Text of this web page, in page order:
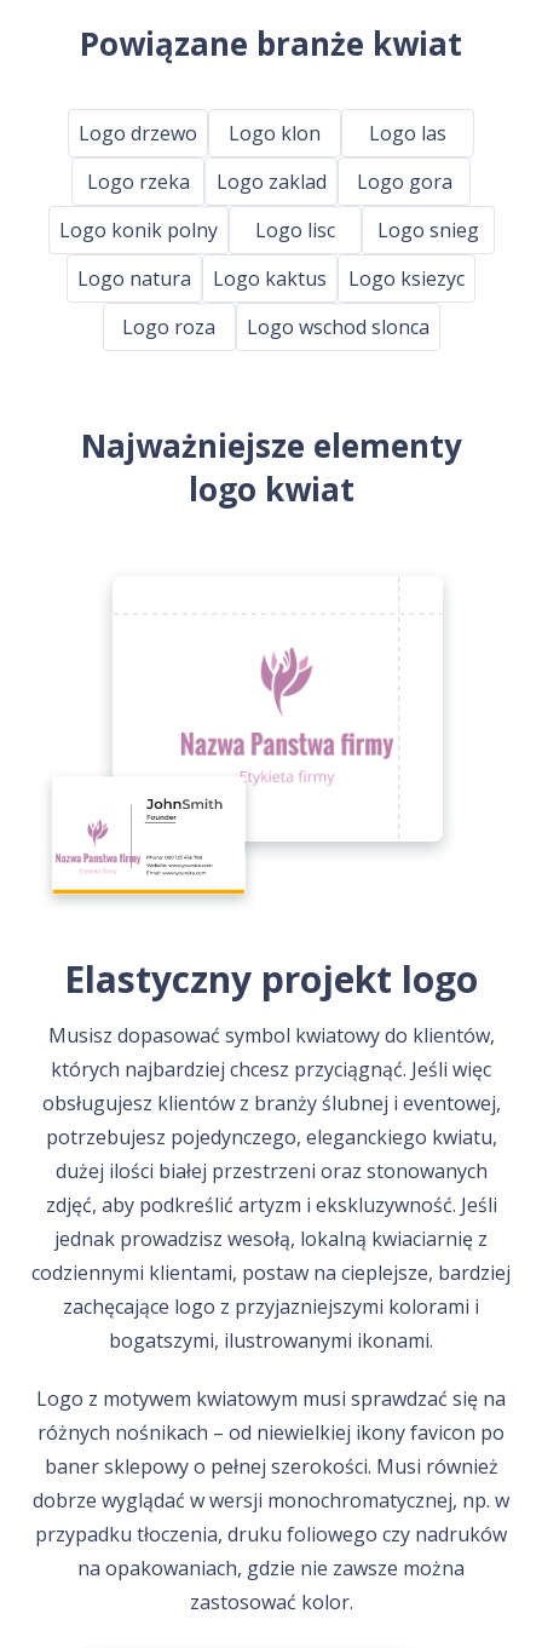
Powiązane branże kwiat
Logo drzewo Logo klon
Logo las
Logo rzeka
Logo zaklad
Logo gora
Logo konik polny
Logo lisc
Logo snieg
Logo natura
Logo kaktus
Logo ksiezyc
Logo roza
Logo wschod slonca
Najważniejsze elementy
logo kwiat
Elastyczny projekt logo
Musisz dopasować symbol kwiatowy do klientów,
których najbardziej chcesz przyciągnąć. Jeśli więc
obsługujesz klientów z branży ślubnej i eventowej,
potrzebujesz pojedynczego, eleganckiego kwiatu,
dużej ilości białej przestrzeni oraz stonowanych
zdjęć, aby podkreślić artyzm i ekskluzywność. Jeśli
jednak prowadzisz wesołą, lokalną kwiaciarnię z
codziennymi klientami, postaw na cieplejsze, bardziej
zachęcające logo z przyjazniejszymi kolorami i
bogatszymi, ilustrowanymi ikonami.
Logo z motywem kwiatowym musi sprawdzać się na
różnych nośnikach – od niewielkiej ikony favicon po
baner sklepowy o pełnej szerokości. Musi również
dobrze wyglądać w wersji monochromatycznej, np. w
przypadku tłoczenia, druku foliowego czy nadruków
na opakowaniach, gdzie nie zawsze można
zastosować kolor.